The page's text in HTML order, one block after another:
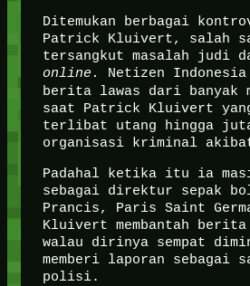
Ditemukan berbagai
Patrick Kluivert, salah
tersangkut masalah judi
online.
Netizen Indonesia
berita lawas dari banyak
saat Patrick Kluivert
terlibat utang hingga
organisasi kriminal
Padahal ketika itu ia
sebagai direktur sepak
Prancis, Paris Saint
Kluivert membantah
walau dirinya sempat
memberi laporan sebagai
polisi.